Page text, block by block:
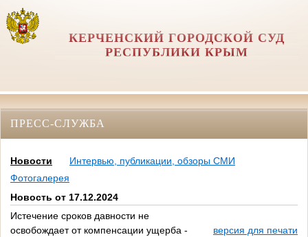
КЕРЧЕНСКИЙ ГОРОДСКОЙ СУД
РЕСПУБЛИКИ КРЫМ
ПРЕСС-СЛУЖБА
Новости
Интервью, публикации, обзоры СМИ
Фотогалерея
Новость от 17.12.2024
Истечение сроков давности не
освобождает от компенсации ущерба -
версия для печати